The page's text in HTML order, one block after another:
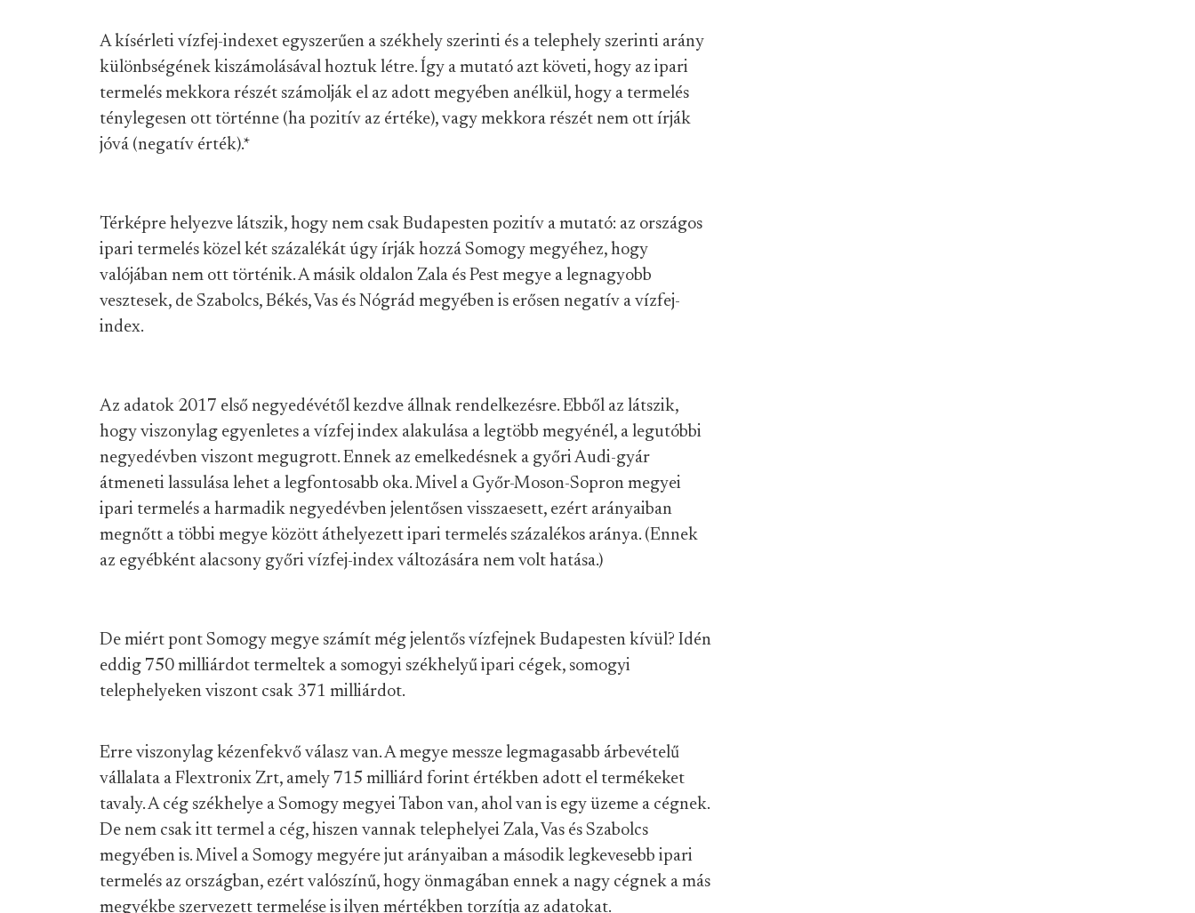
A kísérleti vízfej-indexet egyszerűen a székhely szerinti és a telephely szerinti arány
különbségének kiszámolásával hoztuk létre. Így a mutató azt követi, hogy az ipari
termelés mekkora részét számolják el az adott megyében anélkül, hogy a termelés
ténylegesen ott történne (ha pozitív az értéke), vagy mekkora részét nem ott írják
jóvá (negatív érték).*
Térképre helyezve látszik, hogy nem csak Budapesten pozitív a mutató: az országos
ipari termelés közel két százalékát úgy írják hozzá Somogy megyéhez, hogy
valójában nem ott történik. A másik oldalon Zala és Pest megye a legnagyobb
vesztesek, de Szabolcs, Békés, Vas és Nógrád megyében is erősen negatív a vízfej-
index.
Az adatok 2017 első negyedévétől kezdve állnak rendelkezésre. Ebből az látszik,
hogy viszonylag egyenletes a vízfej index alakulása a legtöbb megyénél, a legutóbbi
negyedévben viszont megugrott. Ennek az emelkedésnek a győri Audi-gyár
átmeneti lassulása lehet a legfontosabb oka. Mivel a Győr-Moson-Sopron megyei
ipari termelés a harmadik negyedévben jelentősen visszaesett, ezért arányaiban
megnőtt a többi megye között áthelyezett ipari termelés százalékos aránya. (Ennek
az egyébként alacsony győri vízfej-index változására nem volt hatása.)
De miért pont Somogy megye számít még jelentős vízfejnek Budapesten kívül? Idén
eddig 750 milliárdot termeltek a somogyi székhelyű ipari cégek, somogyi
telephelyeken viszont csak 371 milliárdot.
Erre viszonylag kézenfekvő válasz van. A megye messze legmagasabb árbevételű
vállalata a Flextronix Zrt, amely 715 milliárd forint értékben adott el termékeket
tavaly. A cég székhelye a Somogy megyei Tabon van, ahol van is egy üzeme a cégnek.
De nem csak itt termel a cég, hiszen vannak telephelyei Zala, Vas és Szabolcs
megyében is. Mivel a Somogy megyére jut arányaiban a második legkevesebb ipari
termelés az országban, ezért valószínű, hogy önmagában ennek a nagy cégnek a más
megyékbe szervezett termelése is ilyen mértékben torzítja az adatokat.